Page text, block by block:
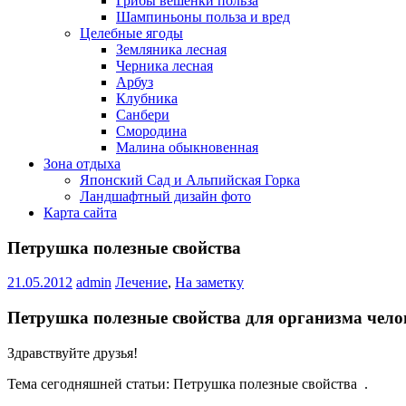
Шампиньоны польза и вред
Целебные ягоды
Земляника лесная
Черника лесная
Арбуз
Клубника
Санбери
Смородина
Малина обыкновенная
Зона отдыха
Японский Сад и Альпийская Горка
Ландшафтный дизайн фото
Карта сайта
Петрушка полезные свойства
21.05.2012 admin Лечение, На заметку
Петрушка полезные свойства для организма
Здравствуйте друзья!
Тема сегодняшней статьи: Петрушка полезные свойства .